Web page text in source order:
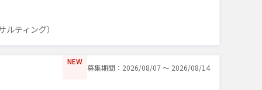
ティング）
NEW
募集期間：2026/08/07 〜 2026/08/14